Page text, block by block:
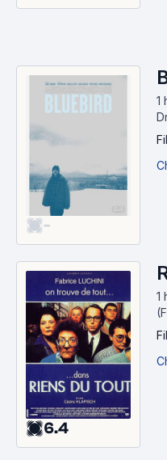
-
1
6.4
1